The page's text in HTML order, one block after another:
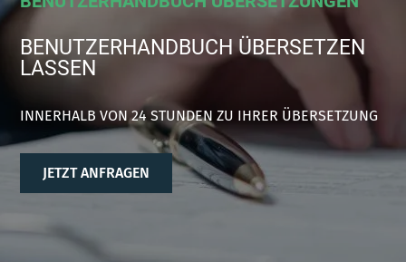
BENUTZERHANDBUCH ÜBERSETZEN
LASSEN
INNERHALB VON 24 STUNDEN ZU IHRER ÜBERSETZUNG
JETZT ANFRAGEN